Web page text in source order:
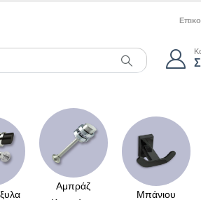
Αμπράζ
Μπάνιου